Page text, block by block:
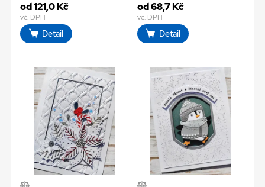
od 121,0 Kč
vč. DPH
Detail
od 68,7 Kč
vč. DPH
Detail